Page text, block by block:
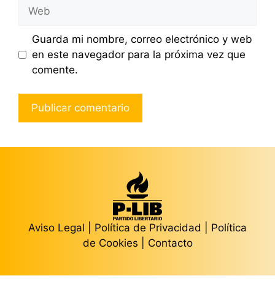
Web
Guarda mi nombre, correo electrónico y web
en este navegador para la próxima vez que
comente.
Aviso Legal Política de Privacidad
Política
de Cookies
Contacto